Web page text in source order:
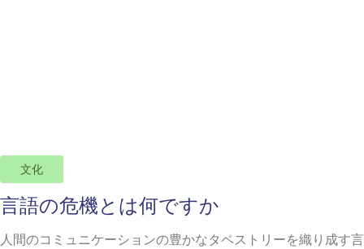
文化
言語の危機とは何ですか
人間のコミュニケーションの豊かなタペストリーを織り成す言